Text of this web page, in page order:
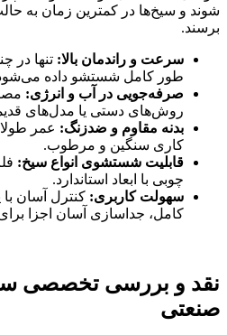
شوند و سیخ‌ها در کمترین زمان به
برسند.
سرعت و راندمان بالا: تنها در
طور کامل شستشو داده
صرفه‌جویی در آب و انرژی:
روش‌های دستی یا مدل‌های
بدنه مقاوم و ضدزنگ: عمر
کاری سنگین و مرطوب.
قابلیت شستشوی انواع سیخ:
چوبی با ابعاد استاندارد.
سهولت کاربری: کنترل آسان با
کامل، جداسازی آسان اجزا
نقد و بررسی تخصصی
صنعتی